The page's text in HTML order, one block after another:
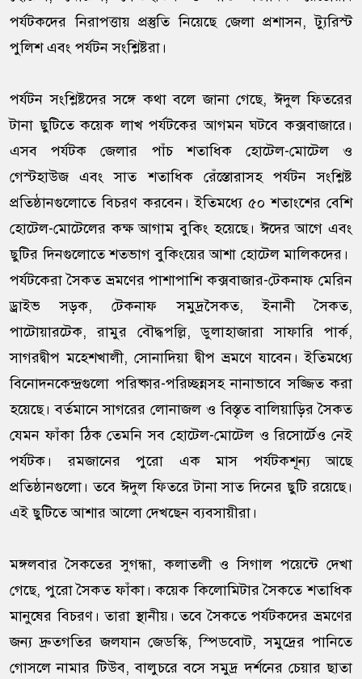
পর্যটকদের নিরাপত্তায় প্রস্তুতি নিয়েছে জেলা প্রশাসন, ট্যুরিস্ট
পুলিশ এবং পর্যটন সংশ্লিষ্টরা।
পর্যটন সংশ্লিষ্টদের সঙ্গে কথা বলে জানা গেছে, ঈদুল ফিতরের
টানা ছুটিতে কয়েক লাখ পর্যটকের আগমন ঘটবে কক্সবাজারে।
এসব পর্যটক জেলার পাঁচ শতাধিক হোটেল-মোটেল ও
গেস্টহাউজ এবং সাত শতাধিক রেঁস্তোরাসহ পর্যটন সংশ্লিষ্ট
প্রতিষ্ঠানগুলোতে বিচরণ করবেন। ইতিমধ্যে ৫০ শতাংশের বেশি
হোটেল-মোটেলের কক্ষ আগাম বুকিং হয়েছে। ঈদের আগে এবং
ছুটির দিনগুলোতে শতভাগ বুকিংয়ের আশা হোটেল মালিকদের।
পর্যটকেরা সৈকত ভ্রমণের পাশাপাশি কক্সবাজার-টেকনাফ মেরিন
ড্রাইভ সড়ক, টেকনাফ সমুদ্রসৈকত, ইনানী সৈকত,
পাটোয়ারটেক, রামুর বৌদ্ধপল্লি, ডুলাহাজারা সাফারি পার্ক,
সাগরদ্বীপ মহেশখালী, সোনাদিয়া দ্বীপ ভ্রমণে যাবেন। ইতিমধ্যে
বিনোদনকেন্দ্রগুলো পরিষ্কার-পরিচ্ছন্নসহ নানাভাবে সজ্জিত করা
হয়েছে। বর্তমানে সাগরের লোনাজল ও বিস্তৃত বালিয়াড়ির সৈকত
যেমন ফাঁকা ঠিক তেমনি সব হোটেল-মোটেল ও রিসোর্টেও নেই
পর্যটক। রমজানের পুরো এক মাস পর্যটকশূন্য আছে
প্রতিষ্ঠানগুলো। তবে ঈদুল ফিতরে টানা সাত দিনের ছুটি রয়েছে।
এই ছুটিতে আশার আলো দেখছেন ব্যবসায়ীরা।
মঙ্গলবার সৈকতের সুগন্ধা, কলাতলী ও সিগাল পয়েন্টে দেখা
গেছে, পুরো সৈকত ফাঁকা। কয়েক কিলোমিটার সৈকতে শতাধিক
মানুষের বিচরণ। তারা স্থানীয়। তবে সৈকতে পর্যটকদের ভ্রমণের
জন্য দ্রুতগতির জলযান জেডস্কি, স্পিডবোট, সমুদ্রের পানিতে
গোসলে নামার টিউব, বালুচরে বসে সমুদ্র দর্শনের চেয়ার ছাতা